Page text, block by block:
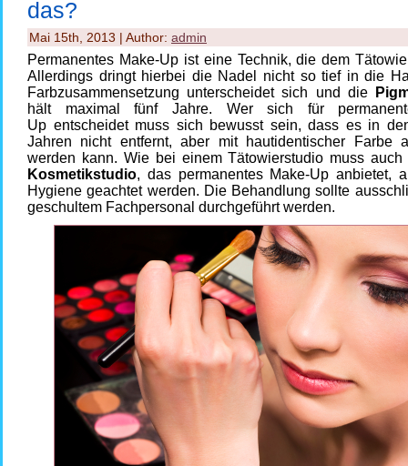
das?
Mai 15th, 2013 | Author: admin
Permanentes Make-Up ist eine Technik, die dem
Allerdings dringt hierbei die Nadel nicht so tief in die
Farbzusammensetzung unterscheidet sich und die
hält maximal fünf Jahre. Wer sich für
Up entscheidet muss sich bewusst sein, dass es in
Jahren nicht entfernt, aber mit hautidentischer Farbe
werden kann. Wie bei einem Tätowierstudio muss
Kosmetikstudio, das permanentes Make-Up anbietet,
Hygiene geachtet werden. Die Behandlung sollte
geschultem Fachpersonal durchgeführt werden.